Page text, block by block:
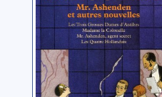
CD 1
Maugham, William
Somerset